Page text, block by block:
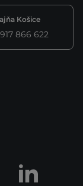
Košice
866 622
LinkedIn